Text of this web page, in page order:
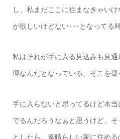
し、私まだここに住まなきゃい
が欲しいけどない･･･となってる時
私はそれが手に入る見込みも見
理なんだとなっている、そこを疑
手に入らないと思ってるけど本
でるんだろうなぁと思うけど、
としたら。素晴らしい家に住め